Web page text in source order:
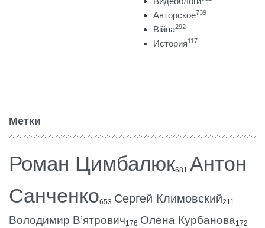
Авторское739
Війна292
История117
Метки
Роман Цимбалюк681 Антон
Санченко653 Сергей Климовский211
Володимир В’ятрович176 Олена Курбанова172